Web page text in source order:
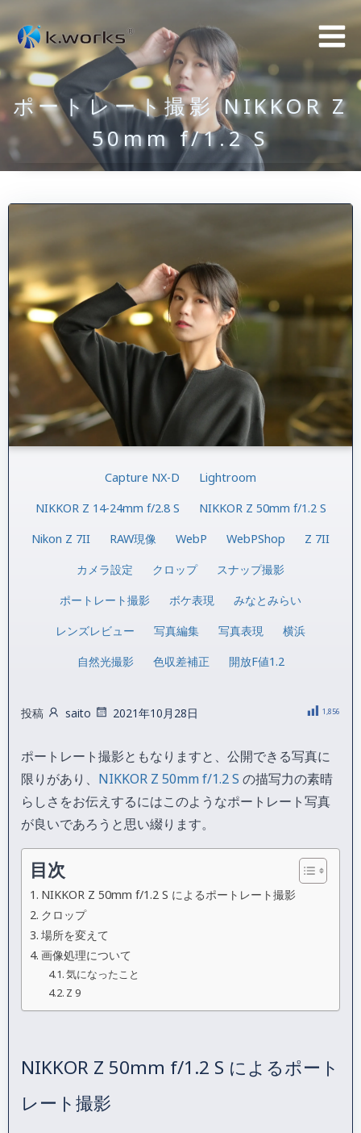
ン
テ
ン
ツ
へ
ス
キ
ポートレート撮影 NIKKOR Z
50mm f/1.2 S
Capture NX-D
Lightroom
NIKKOR Z 14-24mm f/2.8 S
NIKKOR Z 50mm f/1.2 S
Nikon Z 7II
RAW現像 WebP WebPShop
Z 7II
カメラ設定
クロップ
スナップ撮影
ポートレート撮影
ボケ表現
みなとみらい
レンズレビュー
写真編集 写真表現
横浜
自然光撮影
色収差補正 開放F値1.2
投稿 saito 2021年10月28日 1,856
ポートレート撮影ともなりますと、公開できる写真に
限りがあり、 NIKKOR Z 50mm f/1.2 S の描写力の素晴
らしさをお伝えするにはこのようなポートレート写真
が良いであろうと思い綴ります。
目次
NIKKOR Z 50mm f/1.2 S によるポートレート撮影
クロップ
場所を変えて
画像処理について
気になったこと
Z 9
NIKKOR Z 50mm f/1.2 S によるポート
レート撮影